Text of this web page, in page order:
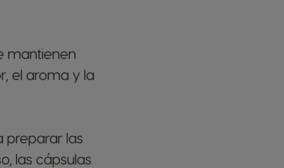
mantienen
el aroma y la
preparar las
las cápsulas